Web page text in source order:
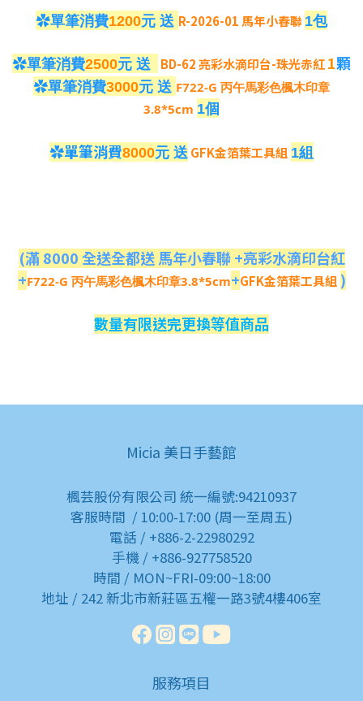
✿單筆消費1200元 送 R-2026-01 馬年小春聯 1包
✿單筆消費2500元 送 BD-62 亮彩水滴印台-珠光赤紅1顆
✿單筆消費3000元 送 F722-G 丙午馬彩色楓木印章
3.8*5cm 1個
✿單筆消費8000元 送 GFK金箔葉工具組 1組
(滿 8000 全送全都送 馬年小春聯 +亮彩水滴印台紅
+F722-G 丙午馬彩色楓木印章3.8*5cm+GFK金箔葉工具組 )
數量有限送完更換等值商品
Micia 美日手藝館
楓芸股份有限公司 統一編號:94210937
客服時間 / 10:00-17:00 (周一至周五)
電話 / +886-2-22980292
手機 / +886-927758520
時間 / MON~FRI-09:00~18:00
地址 / 242 新北市新莊區五權一路3號4樓406室
服務項目